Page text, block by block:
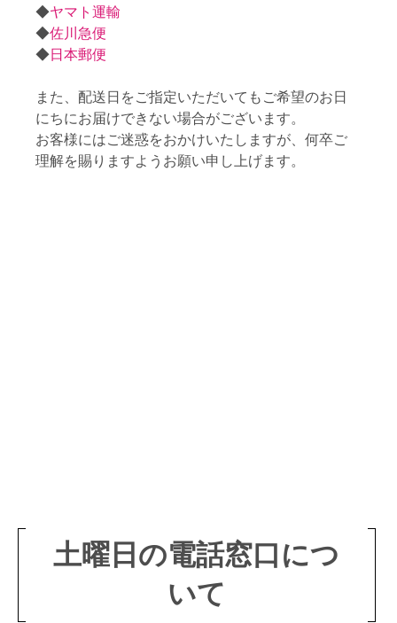
◆ヤマト運輸
◆佐川急便
◆日本郵便
また、配送日をご指定いただいてもご希望のお日
にちにお届けできない場合がございます。
お客様にはご迷惑をおかけいたしますが、何卒ご
理解を賜りますようお願い申し上げます。
土曜日の電話窓口につ
いて